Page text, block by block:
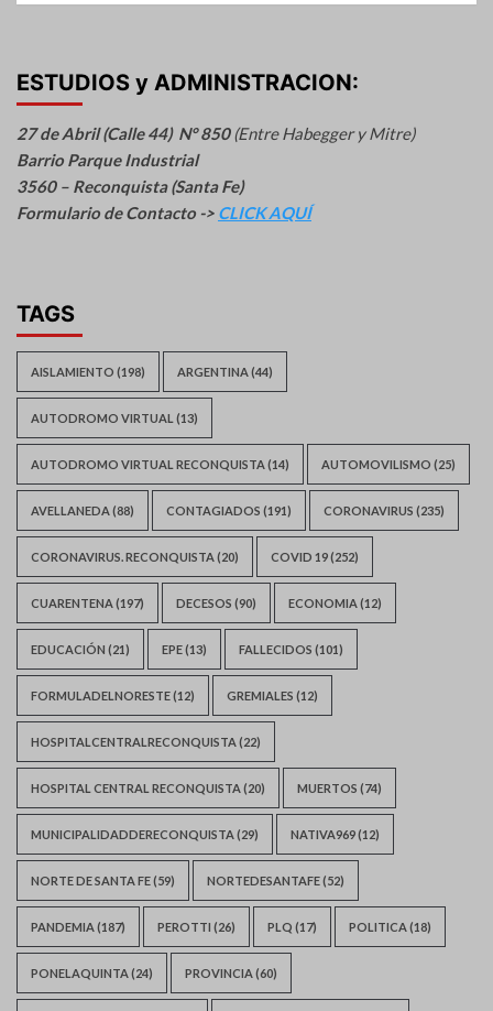
ESTUDIOS y ADMINISTRACION:
27 de Abril (Calle 44) N° 850(Entre Habegger y Mitre)
Barrio Parque Industrial
3560 – Reconquista (Santa Fe)
Formulario de Contacto -> CLICK AQUÍ
TAGS
AISLAMIENTO (198) ARGENTINA(44)
AUTODROMO VIRTUAL (13)
AUTODROMO VIRTUAL RECONQUISTA(14) AUTOMOVILISMO (25)
AVELLANEDA(88) CONTAGIADOS (191) CORONAVIRUS (235)
CORONAVIRUS. RECONQUISTA(20) COVID 19(252)
CUARENTENA(197) DECESOS (90) ECONOMIA(12)
EDUCACIÓN (21) EPE(13) FALLECIDOS (101)
FORMULADELNORESTE(12) GREMIALES (12)
HOSPITALCENTRALRECONQUISTA(22)
HOSPITAL CENTRAL RECONQUISTA(20) MUERTOS (74)
MUNICIPALIDADDERECONQUISTA(29) NATIVA969(12)
NORTE DE SANTA FE(59) NORTEDESANTAFE(52)
PANDEMIA(187) PEROTTI (26) PLQ (17) POLITICA(18)
PONELAQUINTA(24) PROVINCIA(60)